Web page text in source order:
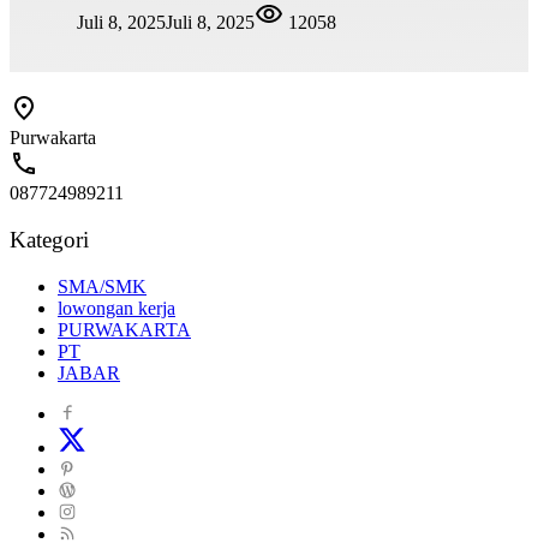
Juli 8, 2025Juli 8, 2025 12058
Purwakarta
087724989211
Kategori
SMA/SMK
lowongan kerja
PURWAKARTA
PT
JABAR